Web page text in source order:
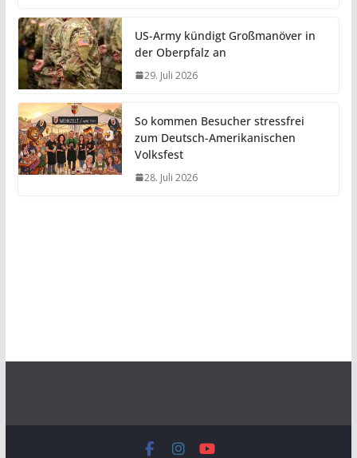
US-Army kündigt Großmanöver in
der Oberpfalz an
29. Juli 2026
So kommen Besucher stressfrei
zum Deutsch-Amerikanischen
Volksfest
28. Juli 2026